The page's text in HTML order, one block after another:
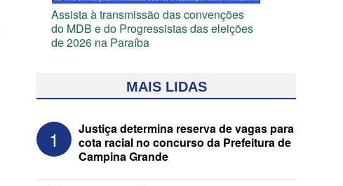
Assista à transmissão das convenções
do MDB e do Progressistas das eleições
de 2026 na Paraíba
MAIS LIDAS
1
Justiça determina reserva de vagas para
cota racial no concurso da Prefeitura de
Campina Grande